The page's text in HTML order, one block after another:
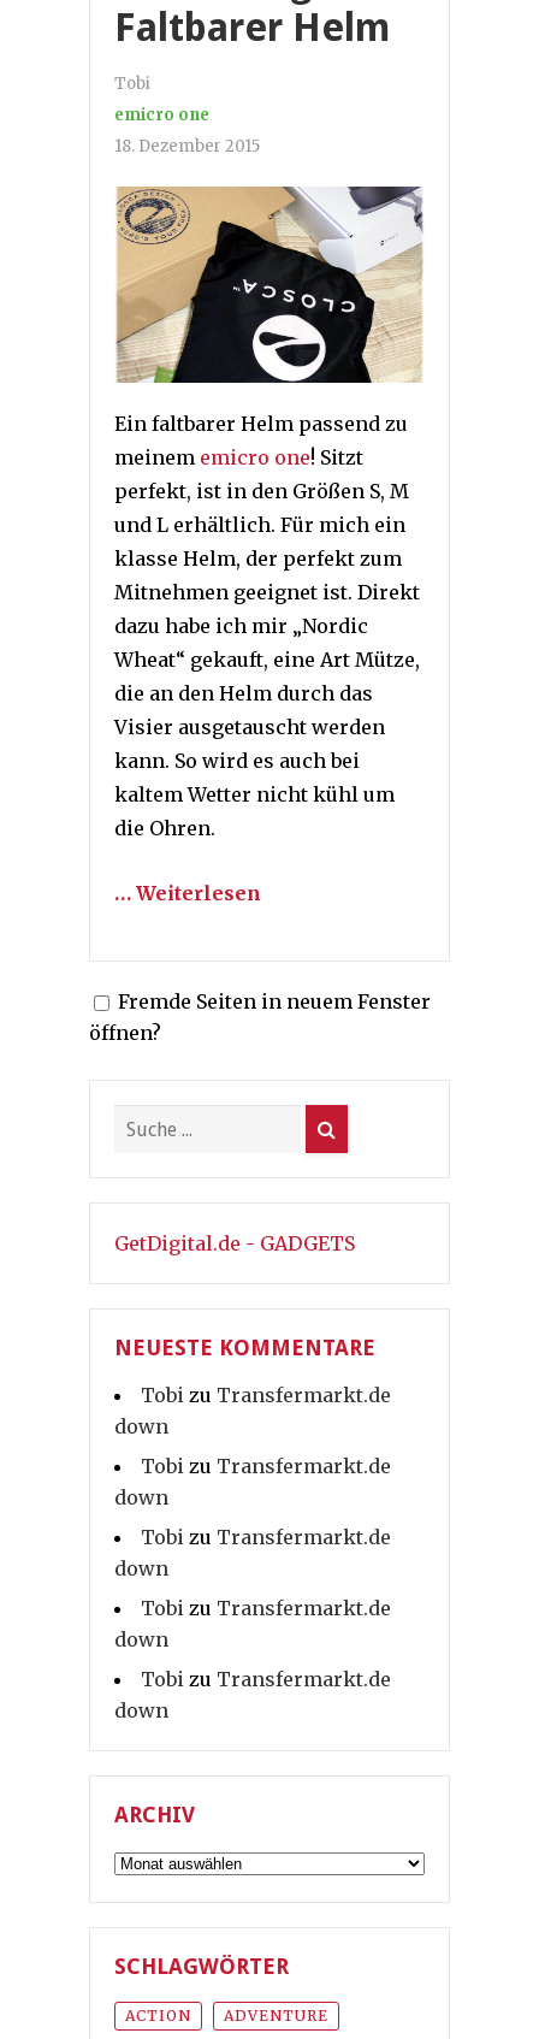
Faltbarer Helm
Tobi
emicro one
18. Dezember 2015
Ein faltbarer Helm passend zu
meinem emicro one! Sitzt
perfekt, ist in den Größen S, M
und L erhältlich. Für mich ein
klasse Helm, der perfekt zum
Mitnehmen geeignet ist. Direkt
dazu habe ich mir „Nordic
Wheat“ gekauft, eine Art Mütze,
die an den Helm durch das
Visier ausgetauscht werden
kann. So wird es auch bei
kaltem Wetter nicht kühl um
die Ohren.
… Weiterlesen
Fremde Seiten in neuem Fenster
öffnen?
GetDigital.de - GADGETS
NEUESTE KOMMENTARE
Tobi zu Transfermarkt.de
down
Tobi zu Transfermarkt.de
down
Tobi zu Transfermarkt.de
down
Tobi zu Transfermarkt.de
down
Tobi zu Transfermarkt.de
down
ARCHIV
Archiv
SCHLAGWÖRTER
ACTION ADVENTURE